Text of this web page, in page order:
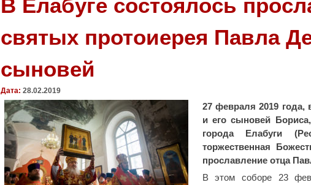
В Елабуге состоялось
святых протоиерея Павла
сыновей
Дата: 28.02.2019
27 февраля 2019 года,
и его сыновей
города Елабуги
торжественная
прославление отца
В этом соборе 23